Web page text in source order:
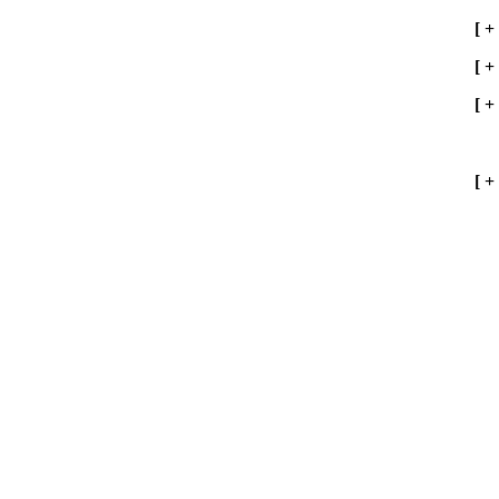
[ +
[ +
[ +
[ +